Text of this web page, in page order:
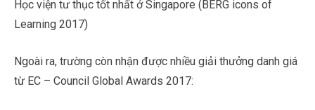
Học viện tư thục tốt nhất ở Singapore (BERG icons of
Learning 2017)
Ngoài ra, trường còn nhận được nhiều giải thưởng danh giá
từ EC – Council Global Awards 2017: